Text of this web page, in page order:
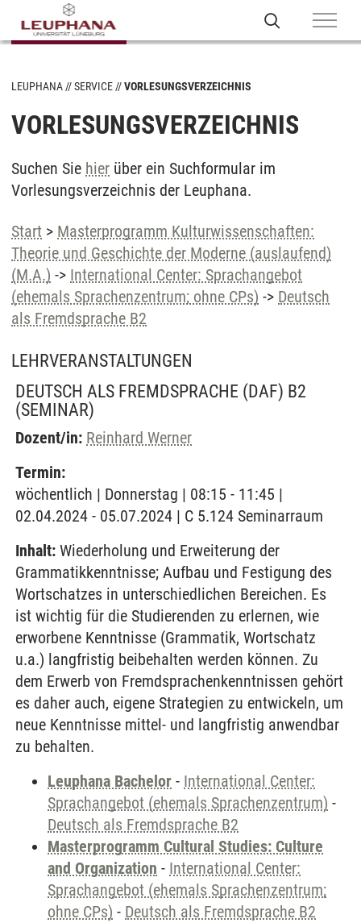
LEUPHANA SERVICE VORLESUNGSVERZEICHNIS
VORLESUNGSVERZEICHNIS
Suchen Sie hier über ein Suchformular im
Vorlesungsverzeichnis der Leuphana.
Start > Masterprogramm Kulturwissenschaften:
Theorie und Geschichte der Moderne (auslaufend)
(M.A.) -> International Center: Sprachangebot
(ehemals Sprachenzentrum; ohne CPs) -> Deutsch
als Fremdsprache B2
LEHRVERANSTALTUNGEN
DEUTSCH ALS FREMDSPRACHE (DAF) B2
(SEMINAR)
Dozent/in: Reinhard Werner
Termin:
wöchentlich | Donnerstag | 08:15 - 11:45 |
02.04.2024 - 05.07.2024 | C 5.124 Seminarraum
Inhalt: Wiederholung und Erweiterung der
Grammatikkenntnisse; Aufbau und Festigung des
Wortschatzes in unterschiedlichen Bereichen. Es
ist wichtig für die Studierenden zu erlernen, wie
erworbene Kenntnisse (Grammatik, Wortschatz
u.a.) langfristig beibehalten werden können. Zu
dem Erwerb von Fremdsprachenkenntnissen gehört
es daher auch, eigene Strategien zu entwickeln, um
neue Kenntnisse mittel- und langfristig anwendbar
zu behalten.
Leuphana Bachelor - International Center:
Sprachangebot (ehemals Sprachenzentrum) -
Deutsch als Fremdsprache B2
Masterprogramm Cultural Studies: Culture
and Organization - International Center:
Sprachangebot (ehemals Sprachenzentrum;
ohne CPs) - Deutsch als Fremdsprache B2